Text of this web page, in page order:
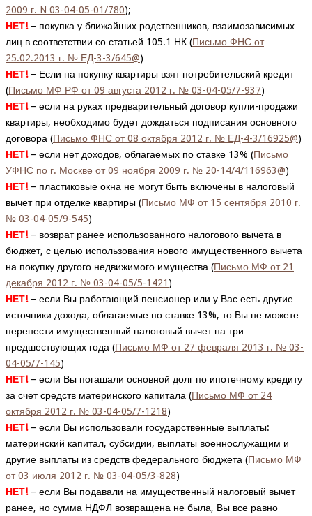
2009 г. N 03-04-05-01/780);
НЕТ!– покупка у ближайших родственников, взаимозависимых
лиц в соответствии со статьей 105.1 НК (Письмо ФНС от
25.02.2013 г. № ЕД-3-3/645@)
НЕТ!– Если на покупку квартиры взят потребительский кредит
(Письмо МФ РФ от 09 августа 2012 г. № 03-04-05/7-937)
НЕТ!– если на руках предварительный договор купли-продажи
квартиры, необходимо будет дождаться подписания основного
договора (Письмо ФНС от 08 октября 2012 г. № ЕД-4-3/16925@)
НЕТ!– если нет доходов, облагаемых по ставке 13% (Письмо
УФНС по г. Москве от 09 ноября 2009 г. № 20-14/4/116963@)
НЕТ!– пластиковые окна не могут быть включены в налоговый
вычет при отделке квартиры (Письмо МФ от 15 сентября 2010 г.
№ 03-04-05/9-545)
НЕТ!– возврат ранее использованного налогового вычета в
бюджет, с целью использования нового имущественного вычета
на покупку другого недвижимого имущества (Письмо МФ от 21
декабря 2012 г. № 03-04-05/5-1421 )
НЕТ!– если Вы работающий пенсионер или у Вас есть другие
источники дохода, облагаемые по ставке 13%, то Вы не можете
перенести имущественный налоговый вычет на три
предшествующих года (Письмо МФ от 27 февраля 2013 г. № 03-
04-05/7-145)
НЕТ!– если Вы погашали основной долг по ипотечному кредиту
за счет средств материнского капитала (Письмо МФ от 24
октября 2012 г. № 03-04-05/7-1218)
НЕТ!– если Вы использовали государственные выплаты:
материнский капитал, субсидии, выплаты военнослужащим и
другие выплаты из средств федерального бюджета (Письмо МФ
от 03 июля 2012 г. № 03-04-05/3-828)
НЕТ!– если Вы подавали на имущественный налоговый вычет
ранее, но сумма НДФЛ возвращена не была, Вы все равно